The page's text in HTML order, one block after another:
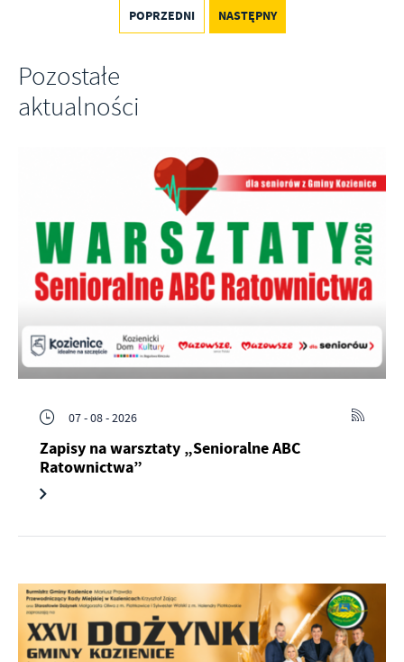
POPRZEDNI NASTĘPNY
Pozostałe
aktualności
07 - 08 - 2026
Zapisy na warsztaty „Senioralne ABC
Ratownictwa”